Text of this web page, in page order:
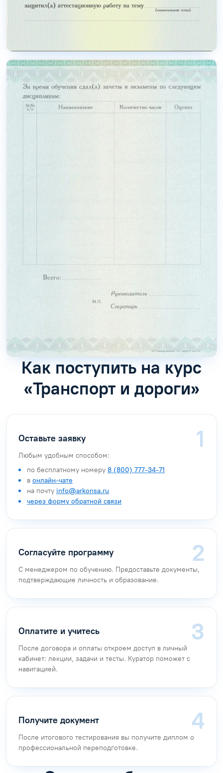
Как поступить на курс
«Транспорт и дороги»
Оставьте заявку
Любым удобным способом:
по бесплатному номеру 8 (800) 777-34-71
в онлайн-чате
на почту info@arkonsa.ru
через форму обратной связи
Согласуйте программу
С менеджером по обучению. Предоставьте документы,
подтверждающие личность и образование.
Оплатите и учитесь
После договора и оплаты откроем доступ в личный
кабинет: лекции, задачи и тесты. Куратор поможет с
навигацией.
Получите документ
После итогового тестирования вы получите диплом о
профессиональной переподготовке.